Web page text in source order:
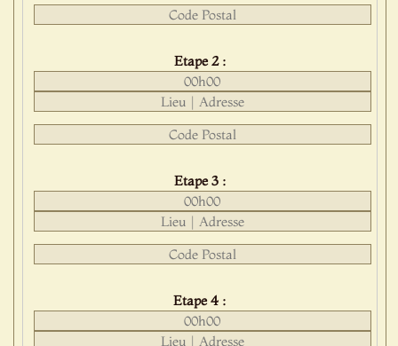
Etape 2 :
Etape 3 :
Etape 4 :